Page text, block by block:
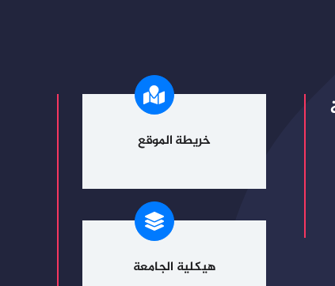
خريطة الموقع
هيكلية الجامعة